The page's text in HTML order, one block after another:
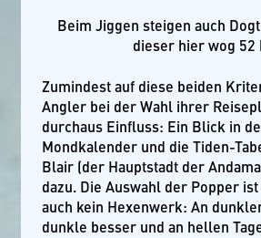
Beim Jiggen steigen auch
dieser hier wog 52
Zumindest auf diese beiden
Angler bei der Wahl ihrer
durchaus Einfluss: Ein Blick in
Mondkalender und die Tiden-
Blair (der Hauptstadt der
dazu. Die Auswahl der Popper
auch kein Hexenwerk: An
dunkle besser und an hellen